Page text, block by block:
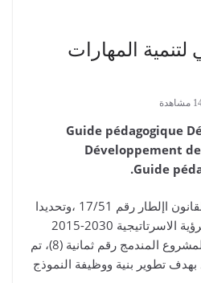
لتنمية المهارات
Guide pédagogique
Développement
Guide
في إطار تنزيل مقتضيات القانون اإلطار رقم 17/51 ،وتحديدا
الرافعة الثانية عشرة من الرؤية الاسرتاتيجية 2030-2015
،التي تم تفعيلها من خلال المشروع المندمج رقم ثمانية (8)، تم
تطوير بنية ووظيفة النموذج